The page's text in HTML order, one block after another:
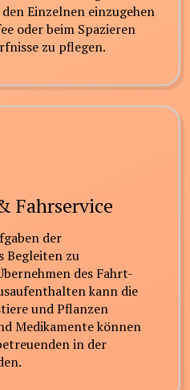
Einzelnen einzugehen
oder beim Spazieren
zu pflegen.
Fahrservice
der
Begleiten zu
des Fahrt-
kann die
und Pflanzen
Medikamente können
in der